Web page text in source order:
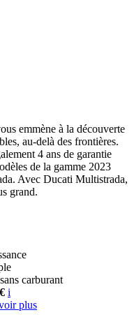
emmène à la découverte
au-delà des frontières.
4 ans de garantie
de la gamme 2023
Avec Ducati Multistrada,
grand.
carburant
i
plus